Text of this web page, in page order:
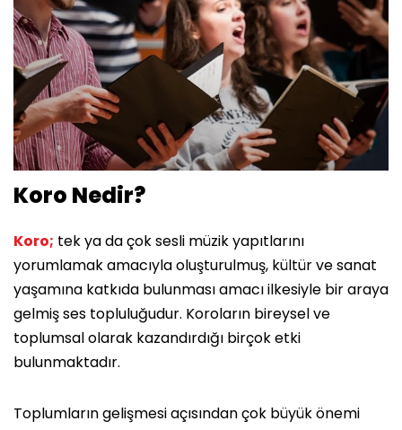
Koro Nedir?
Koro; tek ya da çok sesli müzik yapıtlarını
yorumlamak amacıyla oluşturulmuş, kültür ve sanat
yaşamına katkıda bulunması amacı ilkesiyle bir araya
gelmiş ses topluluğudur. Koroların bireysel ve
toplumsal olarak kazandırdığı birçok etki
bulunmaktadır.
Toplumların gelişmesi açısından çok büyük önemi